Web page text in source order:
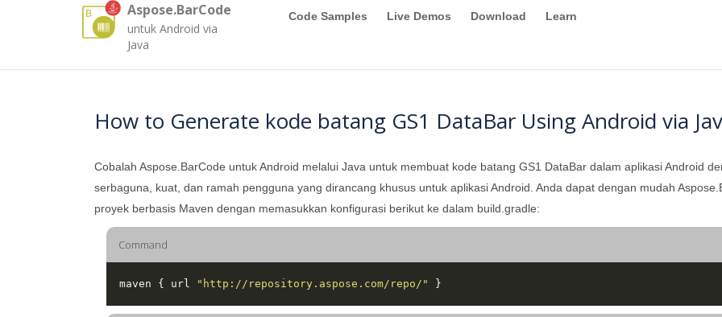
Aspose.BarCode
untuk Android via
Java
Code Samples Live Demos Download Learn
How to Generate kode batang GS1 DataBar Using Android via
Cobalah Aspose.BarCode untuk Android melalui Java untuk membuat kode batang GS1 DataBar dalam aplikasi Android
serbaguna, kuat, dan ramah pengguna yang dirancang khusus untuk aplikasi Android. Anda dapat dengan mudah
proyek berbasis Maven dengan memasukkan konfigurasi berikut ke dalam build.gradle:
Command
  maven { url
"http://repository.aspose.com/repo/"